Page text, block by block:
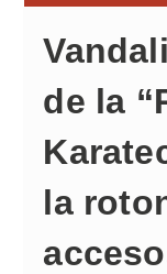
de la
la